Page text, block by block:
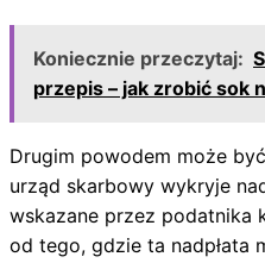
Koniecznie przeczytaj:
przepis – jak zrobić sok
Drugim powodem może być
urząd skarbowy wykryje
wskazane przez podatnika
od tego, gdzie ta nadpłata